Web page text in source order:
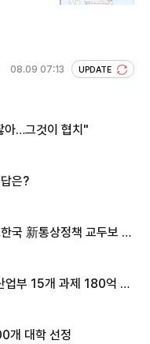
08.09 07:13 UPDATE
아…그것이 협치"
은?
국 新통상정책 교두보 활
업부 15개 과제 180억 지
개 대학 선정